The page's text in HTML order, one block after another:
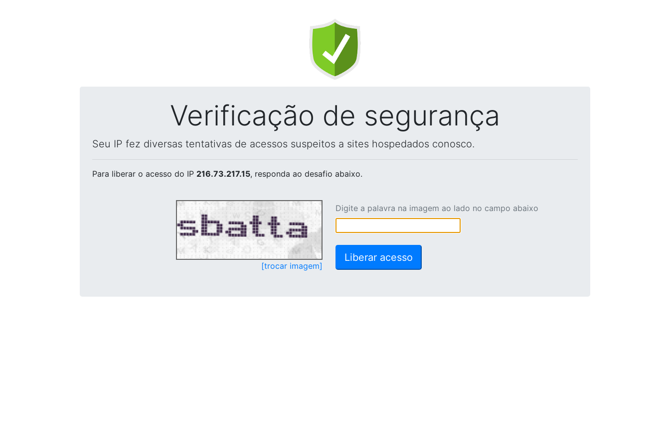
Verificação de segurança
Seu IP fez diversas tentativas de acessos suspeitos a sites hospedados conosco.
Para liberar o acesso do IP 216.73.217.15, responda ao desafio abaixo.
[trocar imagem]
Digite a palavra na imagem ao lado no campo abaixo